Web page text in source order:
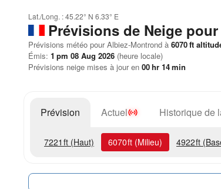
Lat./Long. :45.22° N 6.33° E
Prévisions de Neige
Prévisions météo pour Albiez-Montrond à 6070ft
Émis: 1 pm 08 Aug 2026 (heure locale)
Prévisions neige mises à jour en 00hr 14min
Prévision Actuel Historique de
7221 ft (Haut) 6070ft (Milieu) 4922ft